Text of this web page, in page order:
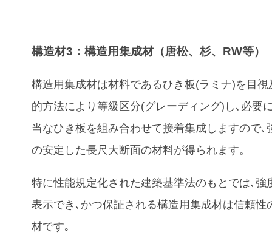
構造材3：構造用集成材（唐松、杉、RW等）
構造用集成材は材料であるひき板(ラミナ)を目視
的方法により等級区分(グレーディング)し､必要
当なひき板を組み合わせて接着集成しますので､
の安定した長尺大断面の材料が得られます。
特に性能規定化された建築基準法のもとでは､強
表示でき､かつ保証される構造用集成材は信頼性
材です｡